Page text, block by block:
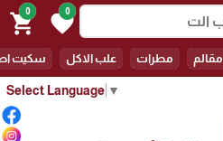
Select Language ▼
0
favorite
0
shopping_cart
مقالم مطرات علب الاكل سكيت